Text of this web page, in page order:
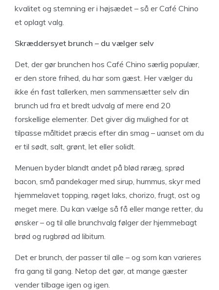
kvalitet og stemning er i højsædet – så er Café Chino
et oplagt valg.
Skræddersyet brunch – du vælger selv
Det, der gør brunchen hos Café Chino særlig populær,
er den store frihed, du har som gæst. Her vælger du
ikke én fast tallerken, men sammensætter selv din
brunch ud fra et bredt udvalg af mere end 20
forskellige elementer. Det giver dig mulighed for at
tilpasse måltidet præcis efter din smag – uanset om du
er til sødt, salt, grønt, let eller solidt.
Menuen byder blandt andet på blød røræg, sprød
bacon, små pandekager med sirup, hummus, skyr med
hjemmelavet topping, røget laks, chorizo, frugt, ost og
meget mere. Du kan vælge så få eller mange retter, du
ønsker – og til alle brunchvalg følger der hjemmebagt
brød og rugbrød ad libitum.
Det er brunch, der passer til alle – og som kan varieres
fra gang til gang. Netop det gør, at mange gæster
vender tilbage igen og igen.